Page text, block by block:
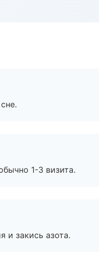
1-3 визита.
и закись азота.